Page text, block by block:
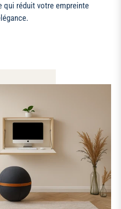
qui réduit votre empreinte